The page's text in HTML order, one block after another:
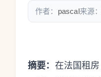
作者： pascal来源
摘要： 在法国租